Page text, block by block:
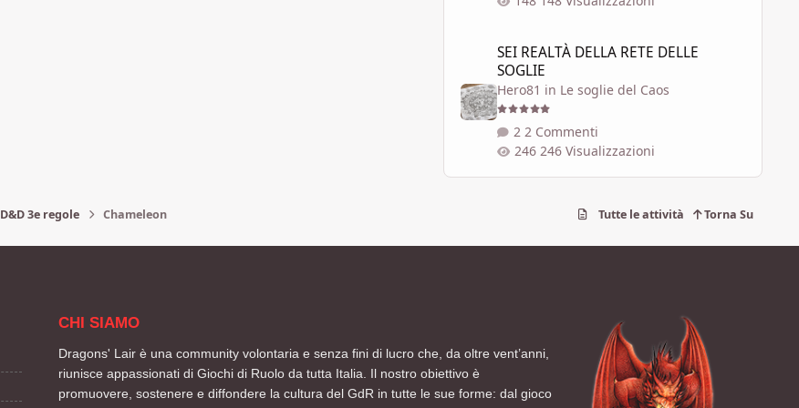
SEI REALTÀ DELLA RETE DELLE
SOGLIE
Hero81 in Le soglie del Caos
2 Commenti
246 Visualizzazioni
D&D 3e regole Chameleon Tutte le attività Torna Su
CHI SIAMO
Dragons' Lair è una community volontaria e senza fini di lucro che, da oltre vent’anni,
riunisce appassionati di Giochi di Ruolo da tutta Italia. Il nostro obiettivo è
promuovere, sostenere e diffondere la cultura del GdR in tutte le sue forme: dal gioco